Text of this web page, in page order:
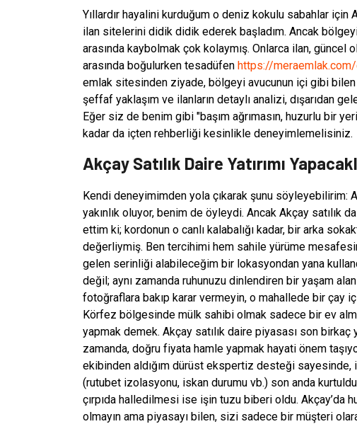
Yıllardır hayalini kurduğum o deniz kokulu sabahlar için
ilan sitelerini didik didik ederek başladım. Ancak
arasında kaybolmak çok kolaymış. Onlarca ilan,
arasında boğulurken tesadüfen https://
emlak sitesinden ziyade, bölgeyi avucunun içi gibi
şeffaf yaklaşım ve ilanların detaylı analizi, dışarıdan
Eğer siz de benim gibi "başım ağrımasın, huzurlu bir
kadar da içten rehberliği kesinlikle deneyimlemelisiniz.
Akçay Satılık Daire Yatırımı
Kendi deneyimimden yola çıkarak şunu
yakınlık oluyor, benim de öyleydi. Ancak Akçay satılık
ettim ki; kordonun o canlı kalabalığı kadar, bir arka
değerliymiş. Ben tercihimi hem sahile yürüme
gelen serinliği alabileceğim bir lokasyondan yana
değil; aynı zamanda ruhunuzu dinlendiren bir yaşam
fotoğraflara bakıp karar vermeyin, o mahallede bir çay
Körfez bölgesinde mülk sahibi olmak sadece bir ev
yapmak demek. Akçay satılık daire piyasası son birkaç
zamanda, doğru fiyata hamle yapmak hayati önem
ekibinden aldığım dürüst ekspertiz desteği
(rutubet izolasyonu, iskan durumu vb.) son anda
çırpıda halledilmesi ise işin tuzu biberi oldu. Akçay’da
olmayın ama piyasayı bilen, sizi sadece bir müşteri